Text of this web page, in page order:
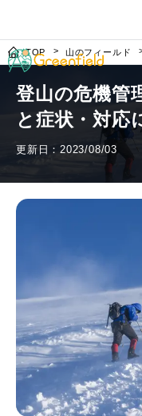
TOP 山のフィールド
登山の危機管
と症状・対応
更新日：2023/08/03